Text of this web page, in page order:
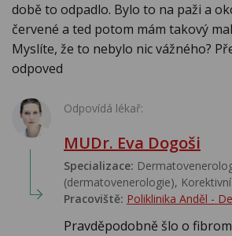
době to odpadlo. Bylo to na paži a
červené a ted potom mám takový
Myslíte, že to nebylo nic vážného?
odpoved
Odpovídá lékař:
MUDr. Eva Dogoši
Specializace:
(dermatovenerologie),
Pracoviště: Poliklinika Anděl -
Pravděpodobně šlo o